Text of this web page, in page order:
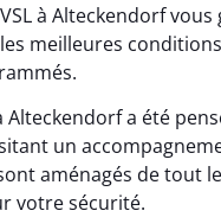
à Alteckendorf
meilleures
Alteckendorf a été
un
aménagés de tout
votre sécurité.